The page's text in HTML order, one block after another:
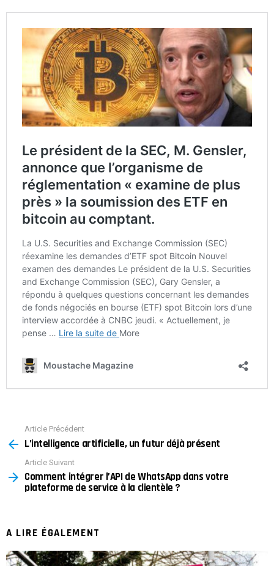
more
Article Précédent
L’intelligence artificielle, un futur déjà présent
Article Suivant
Comment intégrer l’API de WhatsApp dans votre
plateforme de service à la clientèle ?
A LIRE ÉGALEMENT